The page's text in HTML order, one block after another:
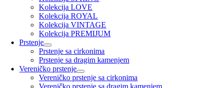
Kolekcija LOVE
Kolekcija ROYAL
Kolekcija VINTAGE
Kolekcija PREMIJUM
Prstenje
Prstenje sa cirkonima
Prstenje sa dragim kamenjem
Vereničko prstenje
Vereničko prstenje sa cirkonima
Vereničko prstenje sa dragim kamenjem